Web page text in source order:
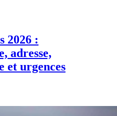
2026 :
adresse,
et urgences